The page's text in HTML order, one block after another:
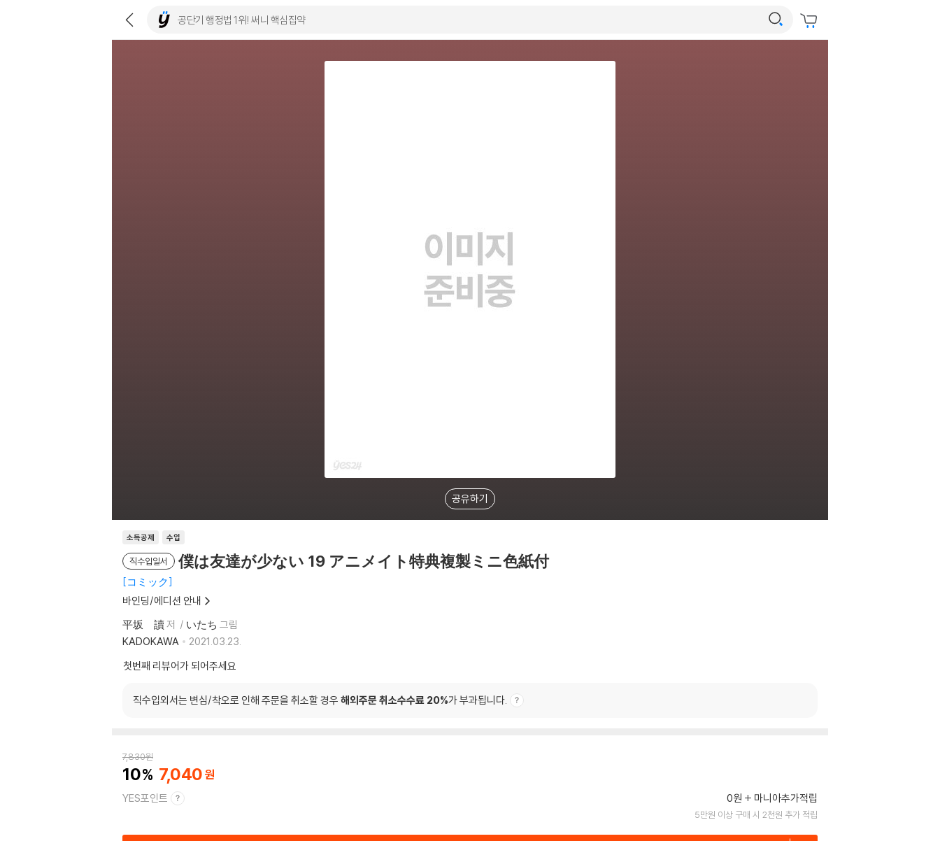
공유하기
소득공제 수입
직수입일서 僕は友達が少ない 19 アニメイト特典複製ミニ色紙付
コミック
바인딩/에디션 안내
平坂 讀저 いたち 그림
KADOKAWA
2021.03.23.
첫번째 리뷰어가 되어주세요
직수입외서는 변심/착오로 인해 주문을 취소할 경우 해외주문 취소수수료 20%가 부과됩니다.
7,830원
10 7,040
YES포인트 0원 마니아추가적립
5만원 이상 구매 시 2천원 추가 적립